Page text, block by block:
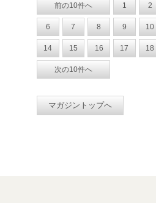
前の10件へ 1 2
6 7 8 9 10
14 15 16 17 18
次の10件へ
マガジントップへ